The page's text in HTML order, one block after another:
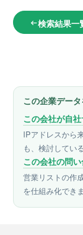
arrow_left_alt検索結果一
この企業デー
この会社が自
IPアドレスから
も、検討してい
この会社の問
営業リストの作
を仕組み化できま